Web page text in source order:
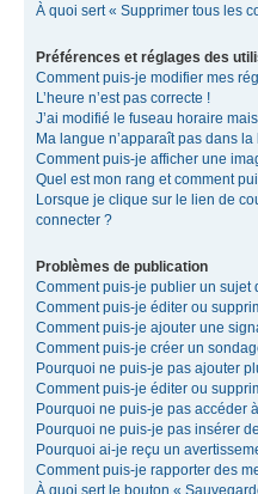
À quoi sert « Supprimer tous les
Préférences et réglages des
Comment puis-je modifier mes
L’heure n’est pas correcte !
J’ai modifié le fuseau horaire
Ma langue n’apparaît pas dans la
Comment puis-je afficher une
Quel est mon rang et comment
Lorsque je clique sur le lien de
connecter ?
Problèmes de publication
Comment puis-je publier un sujet
Comment puis-je éditer ou
Comment puis-je ajouter une
Comment puis-je créer un
Pourquoi ne puis-je pas ajouter
Comment puis-je éditer ou
Pourquoi ne puis-je pas accéder
Pourquoi ne puis-je pas insérer
Pourquoi ai-je reçu un
Comment puis-je rapporter des
À quoi sert le bouton «